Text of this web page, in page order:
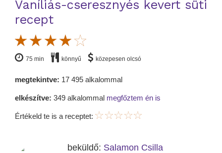
Vaníliás-cseresznyés kevert süti
recept
75 min könnyű közepesen olcsó
megtekintve: 17 495 alkalommal
elkészítve: 349 alkalommal megfőztem én is
Értékeld te is a receptet:
beküldő: Salamon Csilla